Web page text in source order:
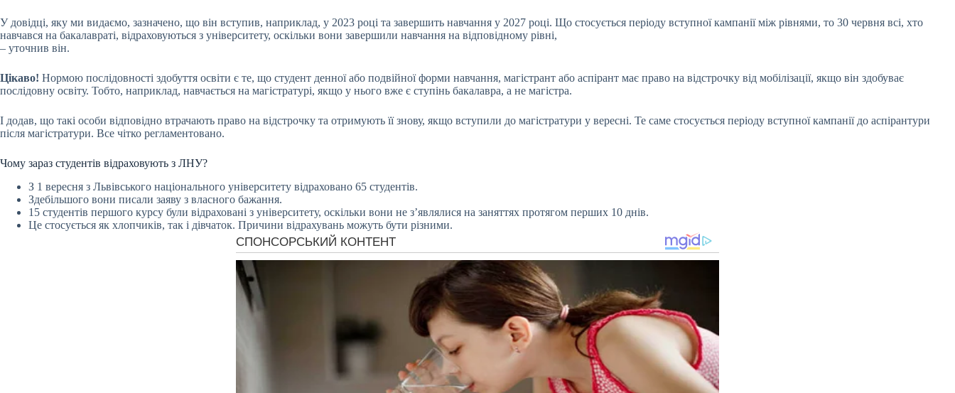
У довідці, яку ми видаємо, зазначено, що він вступив, наприклад, у 2023 році та завершить навчання у 2027 році. Що стосується періоду вступної кампанії між рівнями, то 30 червня всі, хто
навчався на бакалавраті, відраховуються з університету, оскільки вони завершили навчання на відповідному рівні,
– уточнив він.
Цікаво! Нормою послідовності здобуття освіти є те, що студент денної або подвійної форми навчання, магістрант або аспірант має право на відстрочку від мобілізації, якщо він здобуває
послідовну освіту. Тобто, наприклад, навчається на магістратурі, якщо у нього вже є ступінь бакалавра, а не магістра.
І додав, що такі особи відповідно втрачають право на відстрочку та отримують її знову, якщо вступили до магістратури у вересні. Те саме стосується періоду вступної кампанії до аспірантури
після магістратури. Все чітко регламентовано.
Чому зараз студентів відраховують з ЛНУ?
З 1 вересня з Львівського національного університету відраховано 65 студентів.
Здебільшого вони писали заяву з власного бажання.
15 студентів першого курсу були відраховані з університету, оскільки вони не з’являлися на заняттях протягом перших 10 днів.
Це стосується як хлопчиків, так і дівчаток. Причини відрахувань можуть бути різними.